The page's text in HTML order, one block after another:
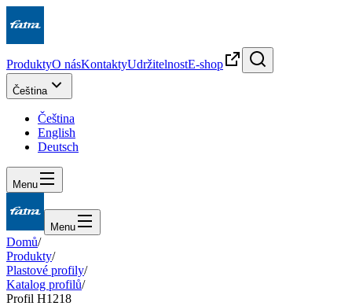
ProduktyO násKontaktyUdržitelnostE-shop
Čeština
Čeština
English
Deutsch
Menu
Menu
Domů/
Produkty/
Plastové profily/
Katalog profilů/
Profil H1218